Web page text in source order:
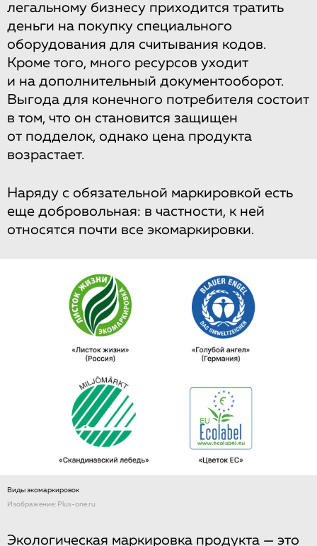
легальному бизнесу приходится тратить
деньги на покупку специального
оборудования для считывания кодов.
Кроме того, много ресурсов уходит
и на дополнительный документооборот.
Выгода для конечного потребителя состоит
в том, что он становится защищен
от подделок, однако цена продукта
возрастает.
Наряду с обязательной маркировкой есть
еще добровольная: в частности, к ней
относятся почти все экомаркировки.
Виды экомаркировок
Изображение: Plus-one.ru
Экологическая маркировка продукта — это